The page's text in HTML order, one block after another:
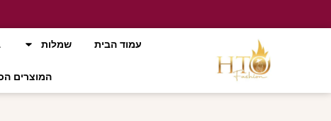
עמוד הבית
שמלות
המוצרים